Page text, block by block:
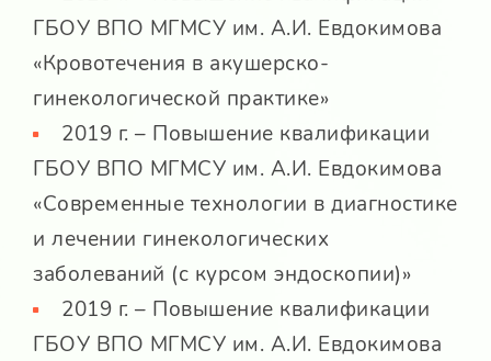
ГБОУ ВПО МГМСУ им. А.И. Евдокимова
«Кровотечения в акушерско-
гинекологической практике»
2019 г. – Повышение квалификации
ГБОУ ВПО МГМСУ им. А.И. Евдокимова
«Современные технологии в диагностике
и лечении гинекологических
заболеваний (с курсом эндоскопии)»
2019 г. – Повышение квалификации
ГБОУ ВПО МГМСУ им. А.И. Евдокимова